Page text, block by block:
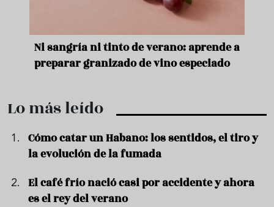
Ni sangría ni tinto de verano: aprende a
preparar granizado de vino especiado
Lo más leído
Cómo catar un Habano: los sentidos, el tiro y
la evolución de la fumada
El café frío nació casi por accidente y ahora
es el rey del verano